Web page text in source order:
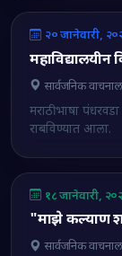
२० जानेवारी,
महाविद्यालयीन
सार्वजनिक
मराठी भाषा
राबविण्यात आला.
१८ जानेवारी,
"माझे कल्याण
सार्वजनिक